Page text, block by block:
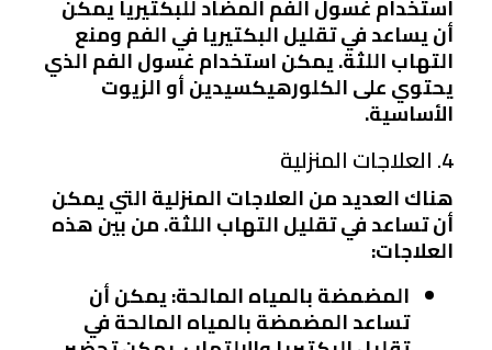
استخدام غسول الفم المضاد للبكتيريا يمكن
أن يساعد في تقليل البكتيريا في الفم ومنع
التهاب اللثة. يمكن استخدام غسول الفم الذي
يحتوي على الكلورهيكسيدين أو الزيوت
الأساسية.
4. العلاجات المنزلية
هناك العديد من العلاجات المنزلية التي يمكن
أن تساعد في تقليل التهاب اللثة. من بين هذه
العلاجات:
المضمضة بالمياه المالحة: يمكن أن
تساعد المضمضة بالمياه المالحة في